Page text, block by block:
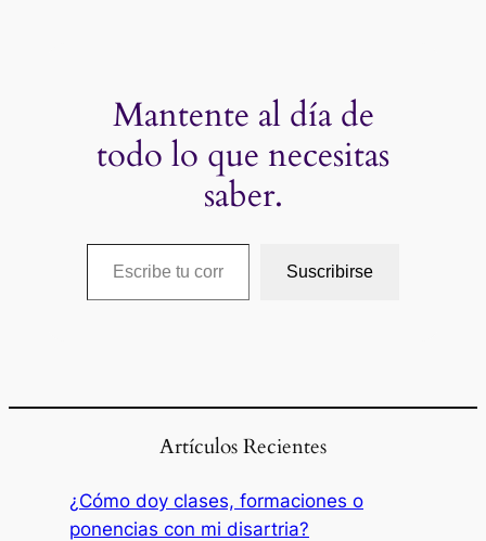
Mantente al día de
todo lo que necesitas
saber.
Escribe tu correo electrónico…
Suscribirse
Artículos Recientes
¿Cómo doy clases, formaciones o
ponencias con mi disartria?